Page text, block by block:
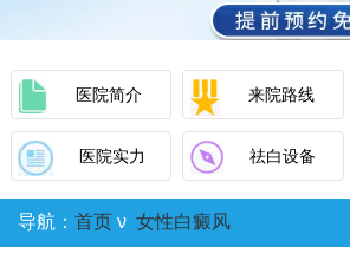
医院简介 来院路线
医院实力 祛白设备
导航： 首页 ν 女性白癜风